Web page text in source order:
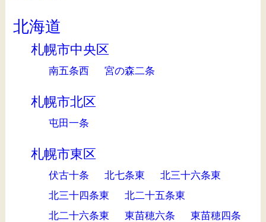
北海道
札幌市中央区
南五条西 宮の森二条
札幌市北区
屯田一条
札幌市東区
伏古十条 北七条東
北三十六条東
北三十四条東
北二十五条東
北二十六条東
東苗穂六条 東苗穂四条